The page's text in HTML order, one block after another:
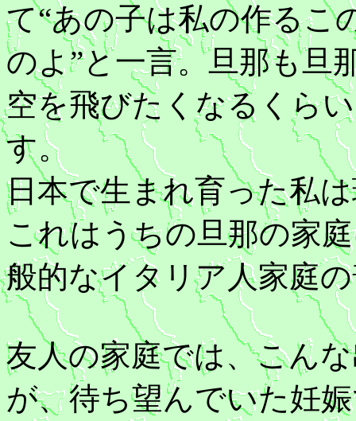
て“あの子は私の作るこ
のよ”と一言。旦那も旦
空を飛びたくなるくら
す。
日本で生まれ育った私
これはうちの旦那の家
般的なイタリア人家庭
友人の家庭では、こん
が、待ち望んでいた妊